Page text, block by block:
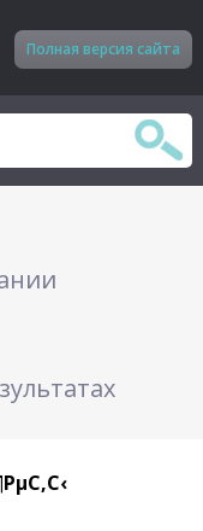
Полная версия сайта